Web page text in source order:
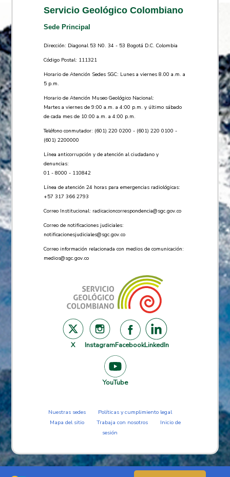
Servicio Geológico Colombiano
Sede Principal
Dirección: Diagonal 53 N0. 34 - 53 Bogotá D.C. Colombia
Código Postal: 111321
Horario de Atención Sedes SGC: Lunes a viernes 8.00 a.m. a
5 p.m.
Horario de Atención Museo Geológico Nacional:
Martes a viernes de 9:00 a.m. a 4:00 p.m. y último sábado
de cada mes de 10:00 a.m. a 4:00 p.m.
Teléfono conmutador: (601) 220 0200 - (601) 220 0100 -
(601) 2200000
Línea anticorrupción y de atención al ciudadano y
denuncias:
01 - 8000 - 110842
Línea de atención 24 horas para emergencias radiológicas:
+57 ​317 366 2793
Correo Institucional: radicacioncorrespondencia@sgc.gov.co
Correo de notificaciones judiciales:
notificacionesjudiciales@sgc.gov.co
Correo información relacionada con medios de comunicación:
medios@sgc.gov.co
X InstagramFacebookLinkedIn
YouTube
Nuestras sedes
Políticas y cumplimiento legal
Mapa del sitio
Trabaja con nosotros
Inicio de
sesión